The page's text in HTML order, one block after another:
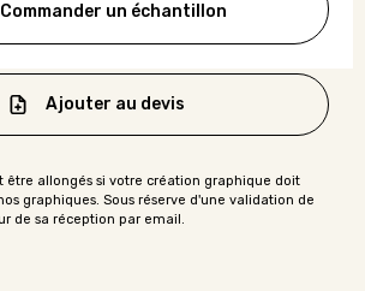
Commander un échantillon
Ajouter au devis